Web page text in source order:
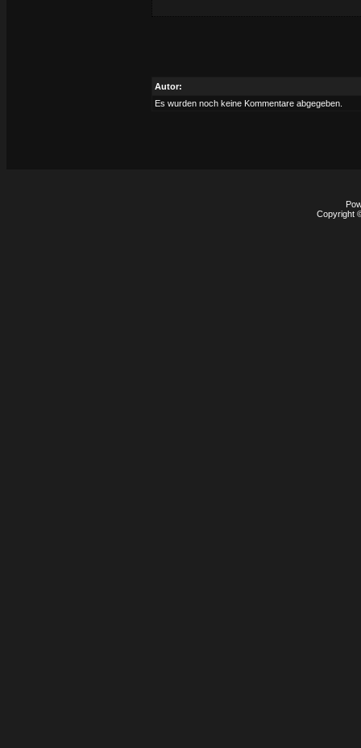
Autor:
Es wurden noch keine Kommentare abgegeben.
Copyright